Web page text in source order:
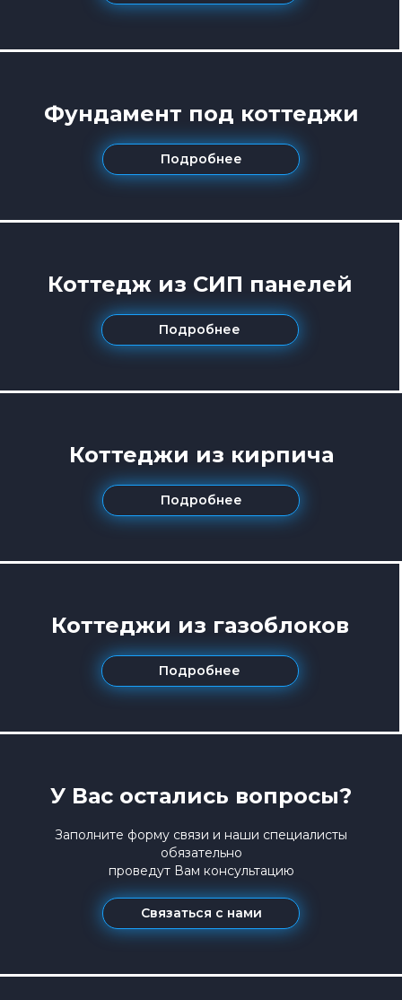
Фундамент под коттеджи
Подробнее
Коттедж из СИП панелей
Подробнее
Коттеджи из кирпича
Подробнее
Коттеджи из газоблоков
Подробнее
У Вас остались вопросы?
Заполните форму связи и наши специалисты
обязательно
проведут Вам консультацию
Связаться с нами